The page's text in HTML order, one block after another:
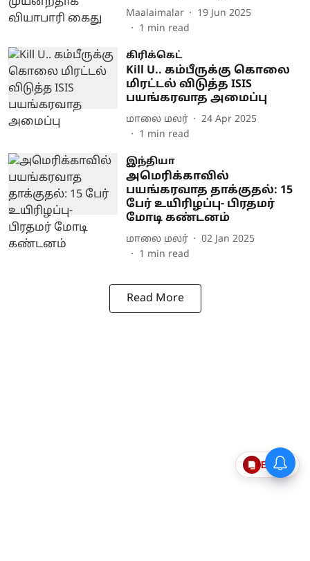
Maalaimalar
19 Jun 2025
1 min read
கிரிக்கெட்
Kill U.. கம்பீருக்கு கொலை
மிரட்டல் விடுத்த ISIS
பயங்கரவாத அமைப்பு
மாலை மலர்
24 Apr 2025
1 min read
இந்தியா
அமெரிக்காவில்
பயங்கரவாத தாக்குதல்: 15
பேர் உயிரிழப்பு- பிரதமர்
மோடி கண்டனம்
மாலை மலர்
02 Jan 2025
1 min read
Read More
Epaper